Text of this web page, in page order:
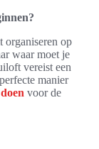
organiseren op
waar moet je
vereist een
manier
doen voor de